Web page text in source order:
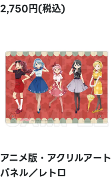
2,750円(税込)
アニメ版・アクリルアート
パネル／レトロ